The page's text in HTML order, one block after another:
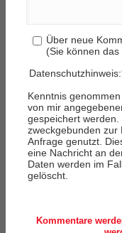
Über neue
(Sie können
Datenschutzhinweis:
Kenntnis
von mir
gespeichert
zweckgebunden zur
Anfrage genutzt.
eine Nachricht an
Daten werden im
gelöscht.
Kommentare